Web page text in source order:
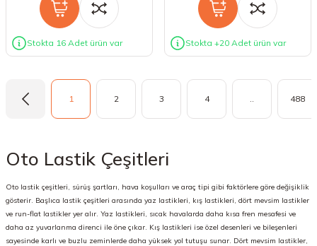
Stokta 16 Adet ürün var Stokta +20 Adet ürün var
1 2 3 4 .. 488
Oto Lastik Çeşitleri
Oto lastik çeşitleri, sürüş şartları, hava koşulları ve araç tipi gibi faktörlere göre değişiklik
gösterir. Başlıca lastik çeşitleri arasında yaz lastikleri, kış lastikleri, dört mevsim lastikler
ve run-flat lastikler yer alır. Yaz lastikleri, sıcak havalarda daha kısa fren mesafesi ve
daha az yuvarlanma direnci ile öne çıkar. Kış lastikleri ise özel desenleri ve bileşenleri
sayesinde karlı ve buzlu zeminlerde daha yüksek yol tutuşu sunar. Dört mevsim lastikler,